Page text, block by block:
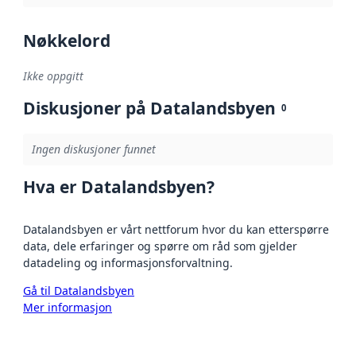
Nøkkelord
Ikke oppgitt
Diskusjoner på Datalandsbyen 0
Ingen diskusjoner funnet
Hva er Datalandsbyen?
Datalandsbyen er vårt nettforum hvor du kan etterspørre
data, dele erfaringer og spørre om råd som gjelder
datadeling og informasjonsforvaltning.
Gå til Datalandsbyen
Mer informasjon